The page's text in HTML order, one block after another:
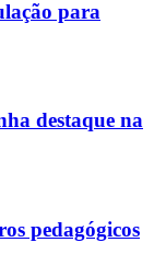
para
destaque na
pedagógicos